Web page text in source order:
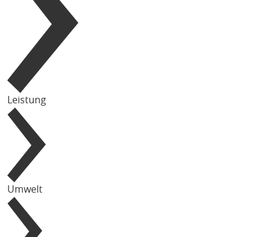
Leistung
Umwelt